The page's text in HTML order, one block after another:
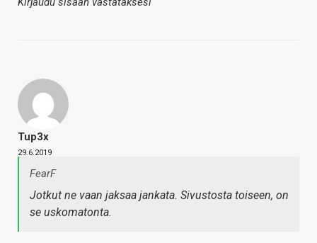
Tup3x
29.6.2019
FearF
Jotkut ne vaan jaksaa jankata. Sivustosta toiseen, on
se uskomatonta.